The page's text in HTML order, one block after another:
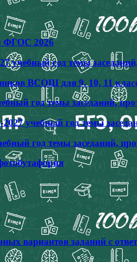
ФГОС 2026
учебный год темы
ВСОШ для 9, 10, 11
год темы заседаний,
учебный год темы
год темы заседаний,
вариантов заданий с